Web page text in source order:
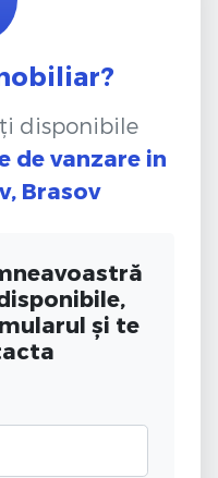
disponibile
de vanzare in
Brasov
și te